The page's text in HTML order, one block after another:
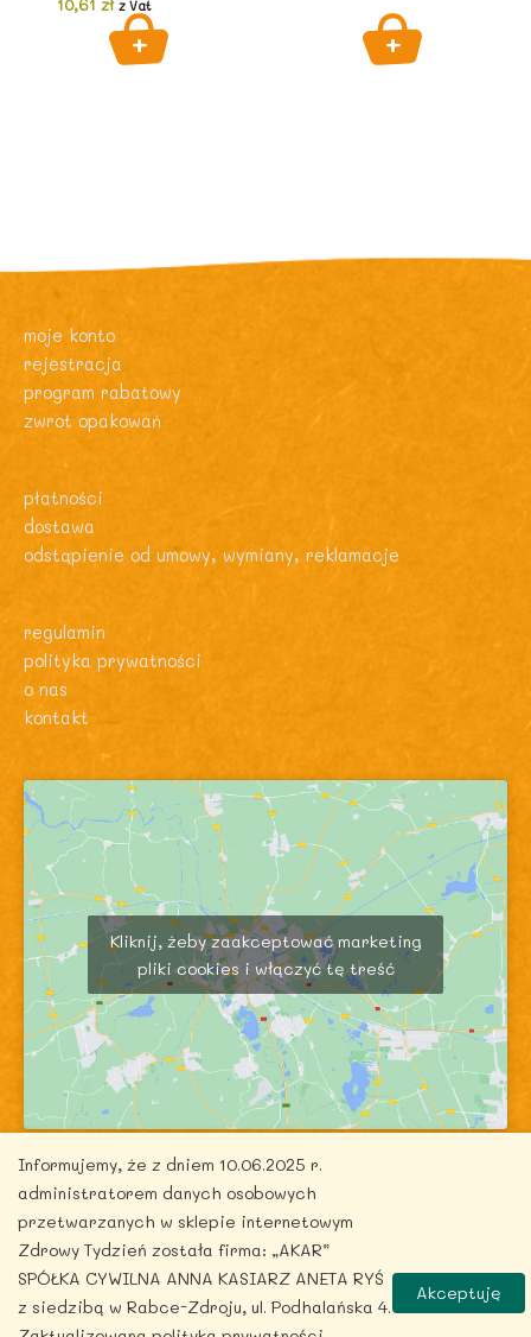
z Vat
moje konto
rejestracja
program rabatowy
zwrot opakowań
płatności
dostawa
odstąpienie od umowy, wymiany, reklamacje
regulamin
polityka prywatności
o nas
kontakt
Kliknij, żeby zaakceptować marketing
pliki cookies i włączyć tę treść
Copyright © 2026 zdrowytydzien.pl | Powered by
ITentego.pl
Informujemy, że z dniem 10.06.2025 r.
administratorem danych osobowych
przetwarzanych w sklepie internetowym
Zdrowy Tydzień została firma: „AKAR”
SPÓŁKA CYWILNA ANNA KASIARZ ANETA RYŚ
z siedzibą w Rabce-Zdroju, ul. Podhalańska 4.
Akceptuję